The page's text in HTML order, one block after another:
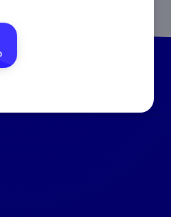
y brochures
PRÁCTICAS DE